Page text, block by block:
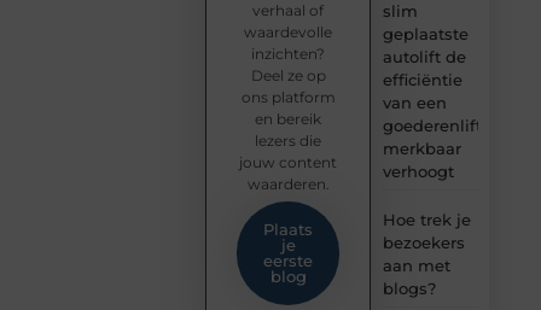
slim
geplaatste
autolift de
efficiëntie
van een
goederenlift
merkbaar
verhoogt
Hoe trek je
bezoekers
aan met
blogs?
verhaal of
waardevolle
inzichten?
Deel ze op
ons platform
en bereik
lezers die
jouw content
waarderen.
Plaats
je
eerste
blog